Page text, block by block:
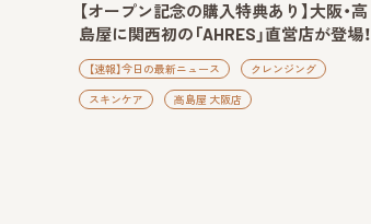
【オープン記念の購入特典あり】大阪・高
島屋に関西初の「AHRES」直営店が登場！
【速報】今日の最新ニュース クレンジング
スキンケア 高島屋 大阪店